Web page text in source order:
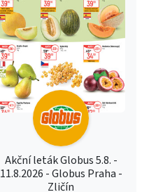
Akční leták Globus 5.8. -
11.8.2026 - Globus Praha -
Zličín